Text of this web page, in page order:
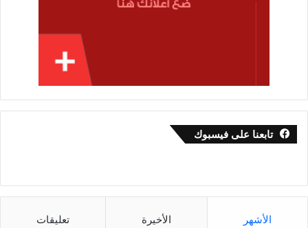
تابعنا على فيسبوك
الأشهر الأخيرة تعليقات